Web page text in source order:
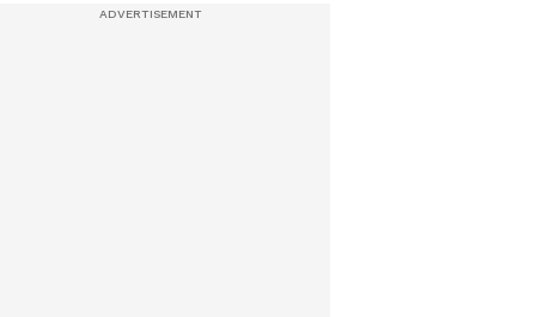
തുടരുമെന്ന് മുന്നറിയിപ്പ്